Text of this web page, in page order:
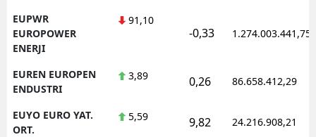
EUPWR
EUROPOWER
ENERJI
91,10
-0,33 1.274.003.441,75
EUREN EUROPEN
ENDUSTRI
3,89 0,26 86.658.412,29
EUYO EURO YAT.
ORT.
5,59 9,82 24.216.908,21